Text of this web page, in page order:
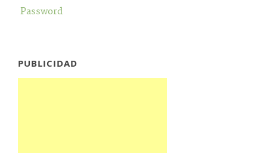
Password
PUBLICIDAD